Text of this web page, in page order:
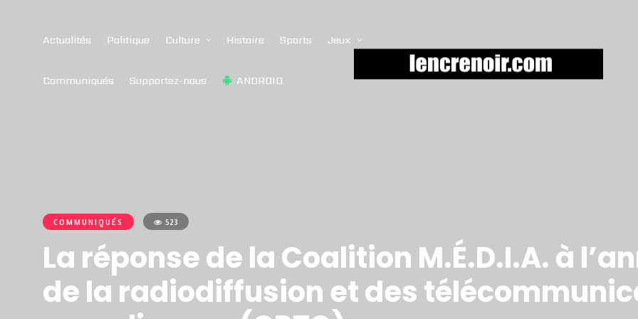
Actualités Politique Culture Histoire Sports Jeux
Communiqués Supportez-nous ANDROID
COMMUNIQUÉS 523
La réponse de la Coalition M.É.D.I.A. à
de la radiodiffusion et des